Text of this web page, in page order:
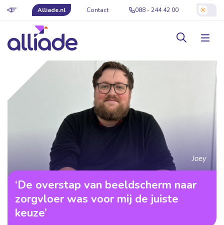
Alliade.nl Contact 088 - 244 42 00
Joey
‘De overstap van beeldscherm naar
zorgvloer was voor mij de juiste
keuze’